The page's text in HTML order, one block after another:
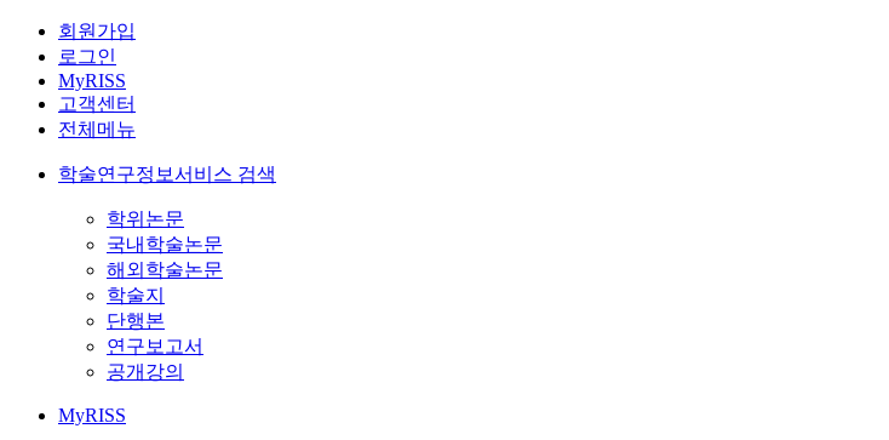
회원가입
로그인
MyRISS
고객센터
전체메뉴
학술연구정보서비스 검색
학위논문
국내학술논문
해외학술논문
학술지
단행본
연구보고서
공개강의
MyRISS